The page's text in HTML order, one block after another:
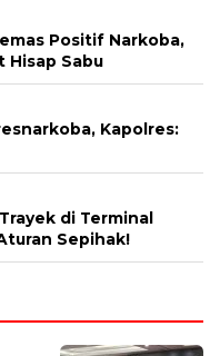
Positif Narkoba,
Hisap Sabu
Kapolres:
di Terminal
Sepihak!